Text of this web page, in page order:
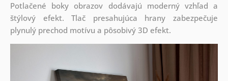
Potlačené boky obrazov dodávajú moderný vzhľad a
štýlový efekt. Tlač presahujúca hrany zabezpečuje
plynulý prechod motívu a pôsobivý 3D efekt.